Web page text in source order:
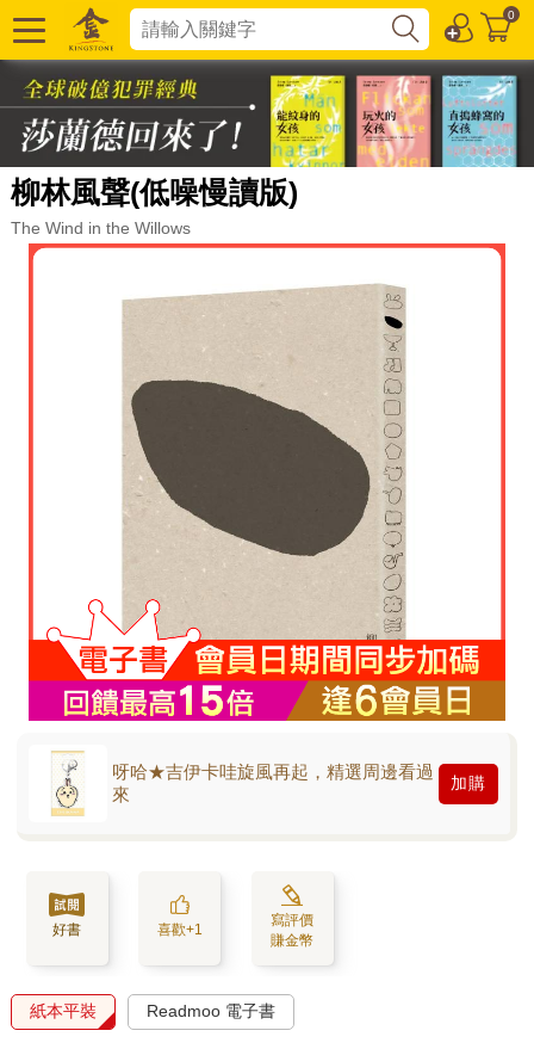
0
柳林風聲(低噪慢讀版)
The Wind in the Willows
呀哈★吉伊卡哇旋風再起，精選周邊看過
來
加購
好書 喜歡+1
寫評價
賺金幣
紙本平裝 Readmoo 電子書